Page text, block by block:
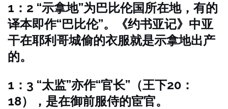
1：2 “示拿地”为巴比伦国所在地，有的
译本即作“巴比伦”。《约书亚记》中亚
干在耶利哥城偷的衣服就是示拿地出产
的。
1：3 “太监”亦作“官长”（王下20：
18），是在御前服侍的宦官。